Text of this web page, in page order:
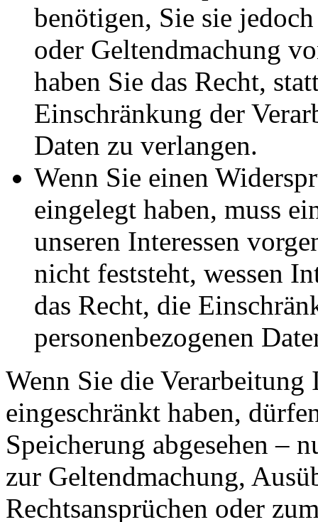
benötigen, Sie sie
oder Geltendmachung
haben Sie das Recht,
Einschränkung der
Daten zu verlangen.
Wenn Sie einen
eingelegt haben, muss
unseren Interessen
nicht feststeht, wessen
das Recht, die
personenbezogenen
Wenn Sie die Verarbeitung
eingeschränkt haben,
Speicherung abgesehen
zur Geltendmachung,
Rechtsansprüchen oder